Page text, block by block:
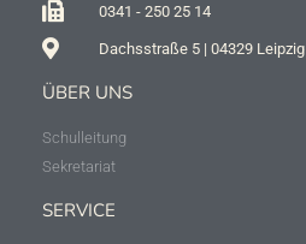
0341 - 250 25 14
Dachsstraße 5 | 04329 Leipzig
ÜBER UNS
Schulleitung
Sekretariat
SERVICE